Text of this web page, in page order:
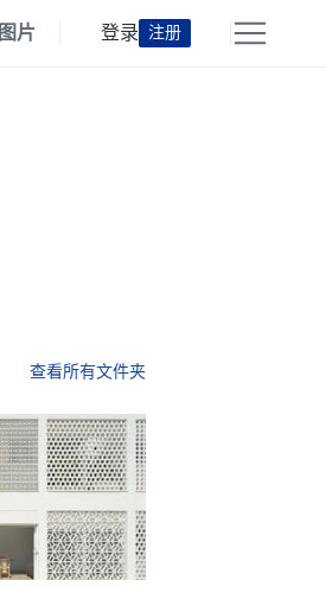
图片 登录 注册
查看所有文件夹